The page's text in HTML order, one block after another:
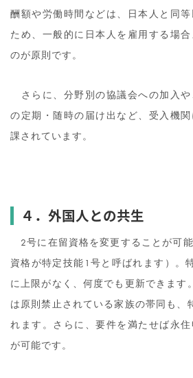
酬額や労働時間などは、日本人と同
ため、一般的に日本人を雇用する場
のが原則です。
さらに、分野別の協議会への加入
の定期・随時の届け出など、受入機
課されています。
４．外国人との共生
2号に在留資格を変更することが可
資格が特定技能1号と呼ばれます）。
に上限がなく、何度でも更新できます
は原則禁止されている家族の帯同も、
れます。さらに、要件を満たせば永
が可能です。